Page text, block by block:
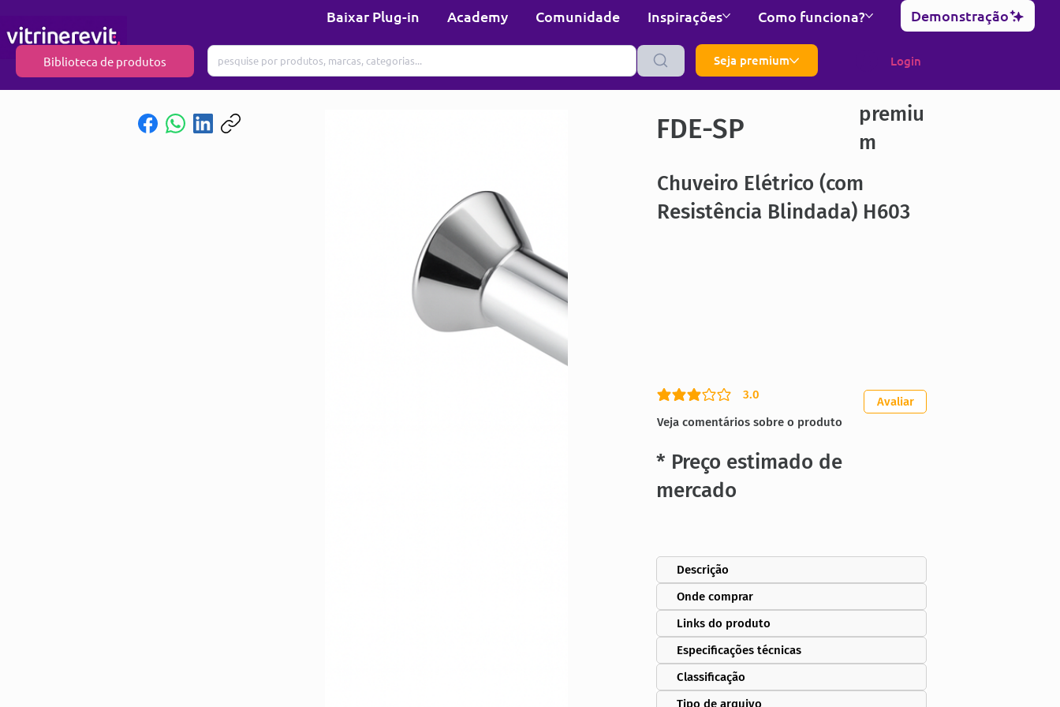
Baixar Plug-in Academy Comunidade Inspirações Como funciona? Demonstração
Biblioteca de produtos Seja premium Login
FDE-SP
premiu
m
Chuveiro Elétrico (com
Resistência Blindada) H603
3.0
classificação média é 3 de 5
Veja comentários sobre o produto
Avaliar
* Preço estimado de
mercado
Descrição
Onde comprar
Links do produto
Especificações técnicas
Classificação
Tipo de arquivo